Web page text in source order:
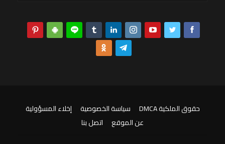
حقوق الملكية DMCA سياسة الخصوصية
إخلاء المسؤولية
عن الموقع
اتصل بنا